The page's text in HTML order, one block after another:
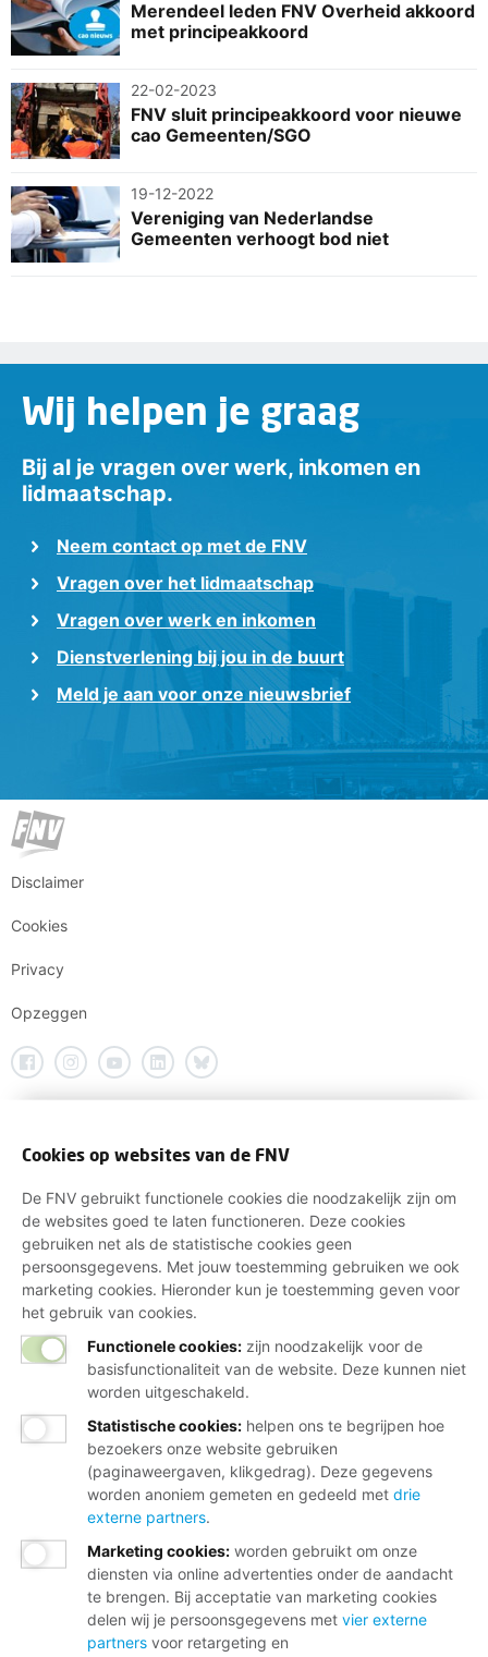
Merendeel leden FNV Overheid akkoord
met principeakkoord
22-02-2023
FNV sluit principeakkoord voor nieuwe
cao Gemeenten/SGO
19-12-2022
Vereniging van Nederlandse
Gemeenten verhoogt bod niet
Wij helpen je graag
Bij al je vragen over werk, inkomen en
lidmaatschap.
Neem contact op met de FNV
Vragen over het lidmaatschap
Vragen over werk en inkomen
Dienstverlening bij jou in de buurt
Meld je aan voor onze nieuwsbrief
Disclaimer
Cookies
Privacy
Opzeggen
Cookies op websites van de FNV
De FNV gebruikt functionele cookies die noodzakelijk zijn om
de websites goed te laten functioneren. Deze cookies
gebruiken net als de statistische cookies geen
persoonsgegevens. Met jouw toestemming gebruiken we ook
marketing cookies. Hieronder kun je toestemming geven voor
het gebruik van cookies.
Functionele cookies: zijn noodzakelijk voor de
basisfunctionaliteit van de website. Deze kunnen niet
worden uitgeschakeld.
Statistische cookies: helpen ons te begrijpen hoe
bezoekers onze website gebruiken
(paginaweergaven, klikgedrag). Deze gegevens
worden anoniem gemeten en gedeeld met drie
externe partners.
Marketing cookies: worden gebruikt om onze
diensten via online advertenties onder de aandacht
te brengen. Bij acceptatie van marketing cookies
delen wij je persoonsgegevens met vier externe
partners voor retargeting en